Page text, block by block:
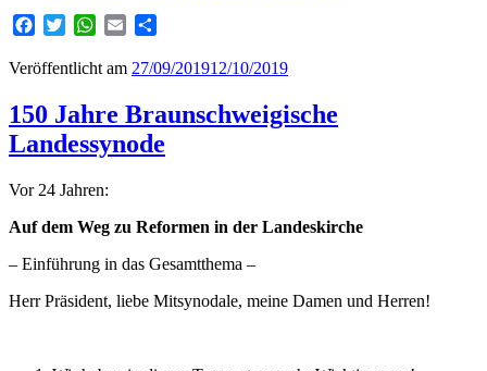
FacebookTwitterWhatsApp
Email
Veröffentlicht am 27/09/201912/10/2019
150 Jahre Braunschweigische
Landessynode
Vor 24 Jahren:
Auf dem Weg zu Reformen in der Landeskirche
– Einführung in das Gesamtthema –
Herr Präsident, liebe Mitsynodale, meine Damen und Herren!